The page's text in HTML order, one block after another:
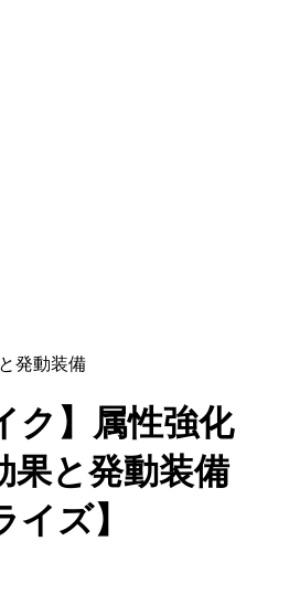
発動装備
ク】属性強化
果と発動装備
イズ】